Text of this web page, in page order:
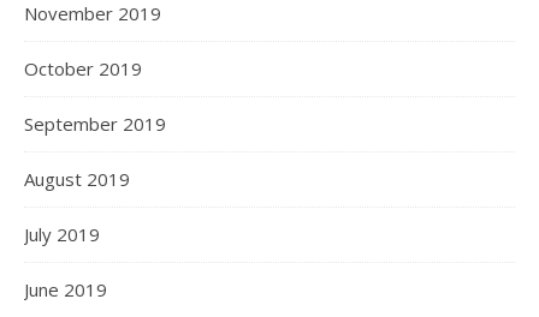
November 2019
October 2019
September 2019
August 2019
July 2019
June 2019